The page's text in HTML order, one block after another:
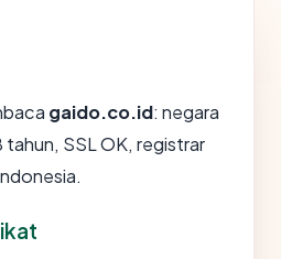
gaido.co.id: negara
SSL OK, registrar